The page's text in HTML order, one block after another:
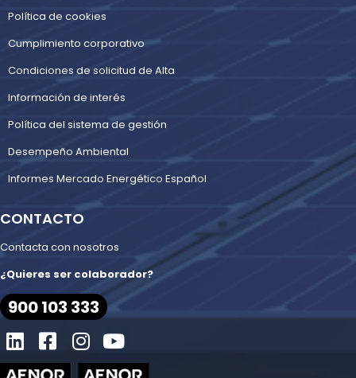
Política de cookies
Cumplimiento corporativo
Condiciones de solicitud de Alta
Información de interés
Política del sistema de gestión
Desempeño Ambiental
Informes Mercado Energético Español
CONTACTO
Contacta con nosotros
¿Quieres ser colaborador?
900 103 333